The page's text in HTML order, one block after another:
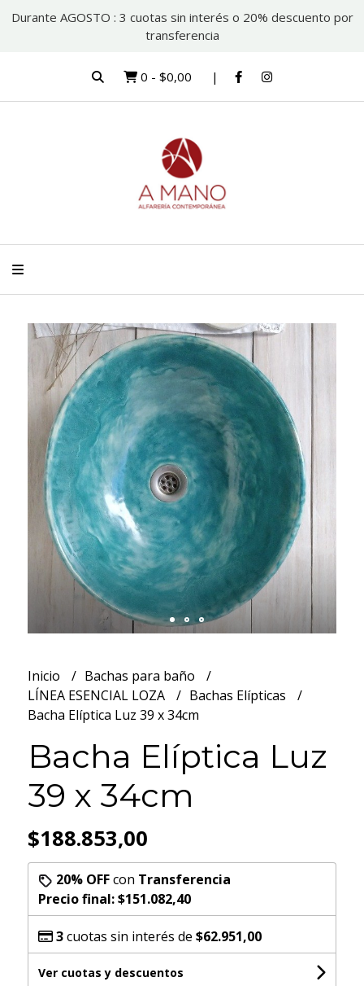
Durante AGOSTO : 3 cuotas sin interés o 20% descuento por
transferencia
0 - $0,00
Inicio
Bachas para baño
LÍNEA ESENCIAL LOZA
Bachas Elípticas
Bacha Elíptica Luz 39 x 34cm
Bacha Elíptica Luz
39 x 34cm
$188.853,00
20% OFFcon Transferencia
Precio final:$151.082,40
3cuotas sin interés de $62.951,00
Ver cuotas y descuentos